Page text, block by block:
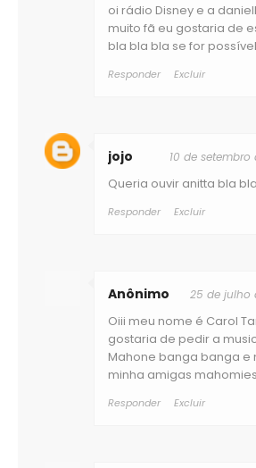
Anônimo 25 de julho
Oiii meu nome é Carol
gostaria de pedir a
Mahone banga banga e
minha amigas
Responder Excluir
jojo 10 de setembro
Queria ouvir anitta bla
Responder Excluir
oi rádio Disney e a
muito fã eu gostaria de
bla bla bla se for possível
Responder Excluir